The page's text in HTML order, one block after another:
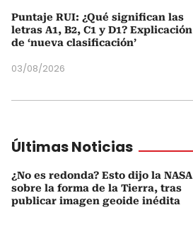
Puntaje RUI: ¿Qué significan las
letras A1, B2, C1 y D1? Explicación
de ‘nueva clasificación’
03/08/2026
Últimas Noticias
¿No es redonda? Esto dijo la NASA
sobre la forma de la Tierra, tras
publicar imagen geoide inédita